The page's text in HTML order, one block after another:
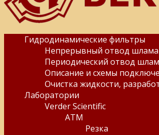
Гидродинамические фильтры
Непрерывный отвод шлама
Периодический отвод
Описание и схемы
Очистка жидкости,
Лаборатории
Verder Scientific
ATM
Резка